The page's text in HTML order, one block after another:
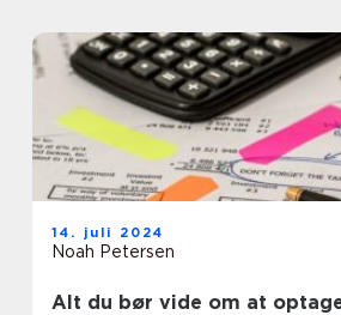
Alt du bør vide om at
14. juli 2024
Noah Petersen